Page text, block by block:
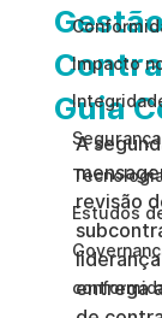
Impacto
Estudos
Guia
A
revisão
entrega